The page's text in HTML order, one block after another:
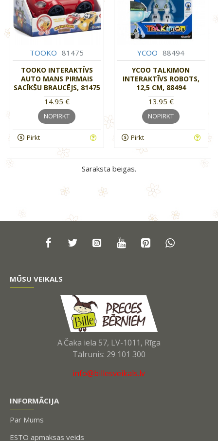
TOOKO 81475
TOOKO INTERAKTĪVS
AUTO MANS PIRMAIS
SACĪKŠU BRAUCĒJS, 81475
14.95 €
NOPIRKT
Pirkt
YCOO 88494
YCOO TALKIMON
INTERAKTĪVS ROBOTS,
12,5 CM, 88494
13.95 €
NOPIRKT
Pirkt
Saraksta beigas.
MŪSU VEIKALS
A.Čaka iela 57, LV-1011, Rīga
Tālrunis: 29 101 300
info@billesveikals.lv
INFORMĀCIJA
Par Mums
ESTO apmaksas veids